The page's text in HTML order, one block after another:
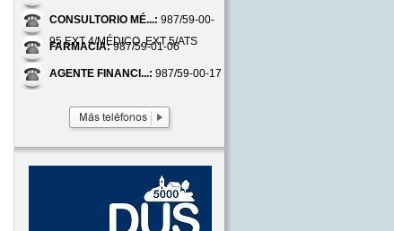
CONSULTORIO MÉ...: 987/59-00-
95 EXT 4/MÉDICO, EXT 5/ATS
FARMACIA:987/59-01-06
AGENTE FINANCI...: 987/59-00-17